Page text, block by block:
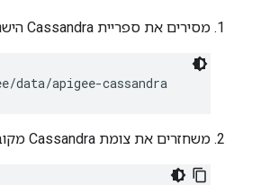
מסירים את ספריית Cassandra הישנה:
data/apigee-cassandra
משחזרים את צומת Cassandra מקובץ הגיבוי: